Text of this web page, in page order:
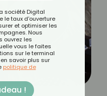
société Digital
le taux d'ouverture
et optimiser les
Nous
ouvrez les
vous le faites
sur le terminal
savoir plus sur
politique de
!